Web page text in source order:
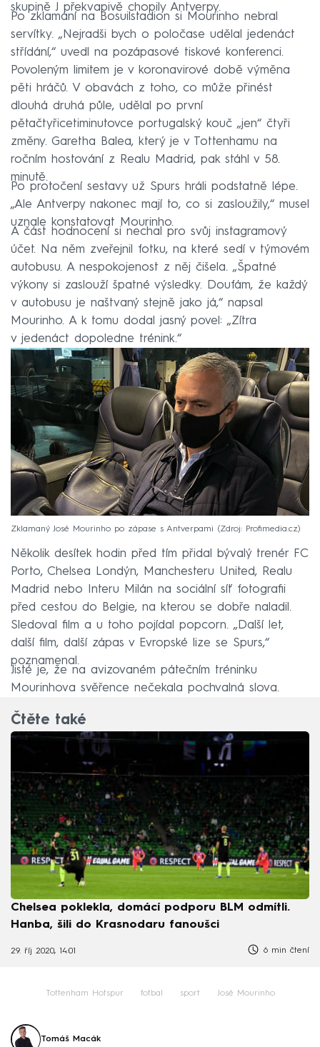
skupině J překvapivě chopily Antverpy.
Po zklamání na Bosuilstadion si Mourinho nebral
servítky. „Nejradši bych o poločase udělal jedenáct
střídání,“ uvedl na pozápasové tiskové konferenci.
Povoleným limitem je v koronavirové době výměna
pěti hráčů. V obavách z toho, co může přinést
dlouhá druhá půle, udělal po první
pětačtyřicetiminutovce portugalský kouč „jen“ čtyři
změny. Garetha Balea, který je v Tottenhamu na
ročním hostování z Realu Madrid, pak stáhl v 58.
minutě.
Po protočení sestavy už Spurs hráli podstatně lépe.
„Ale Antverpy nakonec mají to, co si zasloužily,“ musel
uznale konstatovat Mourinho.
A část hodnocení si nechal pro svůj instagramový
účet. Na něm zveřejnil fotku, na které sedí v týmovém
autobusu. A nespokojenost z něj čišela. „Špatné
výkony si zaslouží špatné výsledky. Doufám, že každý
v autobusu je naštvaný stejně jako já,“ napsal
Mourinho. A k tomu dodal jasný povel: „Zítra
v jedenáct dopoledne trénink.“
Zklamaný José Mourinho po zápase s Antverpami Zdroj: Profimedia.cz
Několik desítek hodin před tím přidal bývalý trenér FC
Porto, Chelsea Londýn, Manchesteru United, Realu
Madrid nebo Interu Milán na sociální síť fotografii
před cestou do Belgie, na kterou se dobře naladil.
Sledoval film a u toho pojídal popcorn. „Další let,
další film, další zápas v Evropské lize se Spurs,“
poznamenal.
Jisté je, že na avizovaném pátečním tréninku
Mourinhova svěřence nečekala pochvalná slova.
Čtěte také
Chelsea poklekla, domácí podporu BLM odmítli.
Hanba, šili do Krasnodaru fanoušci
29. říj 2020, 14:01 6 min čtení
Tottenham Hotspur fotbal sport José Mourinho
Tomáš Macák